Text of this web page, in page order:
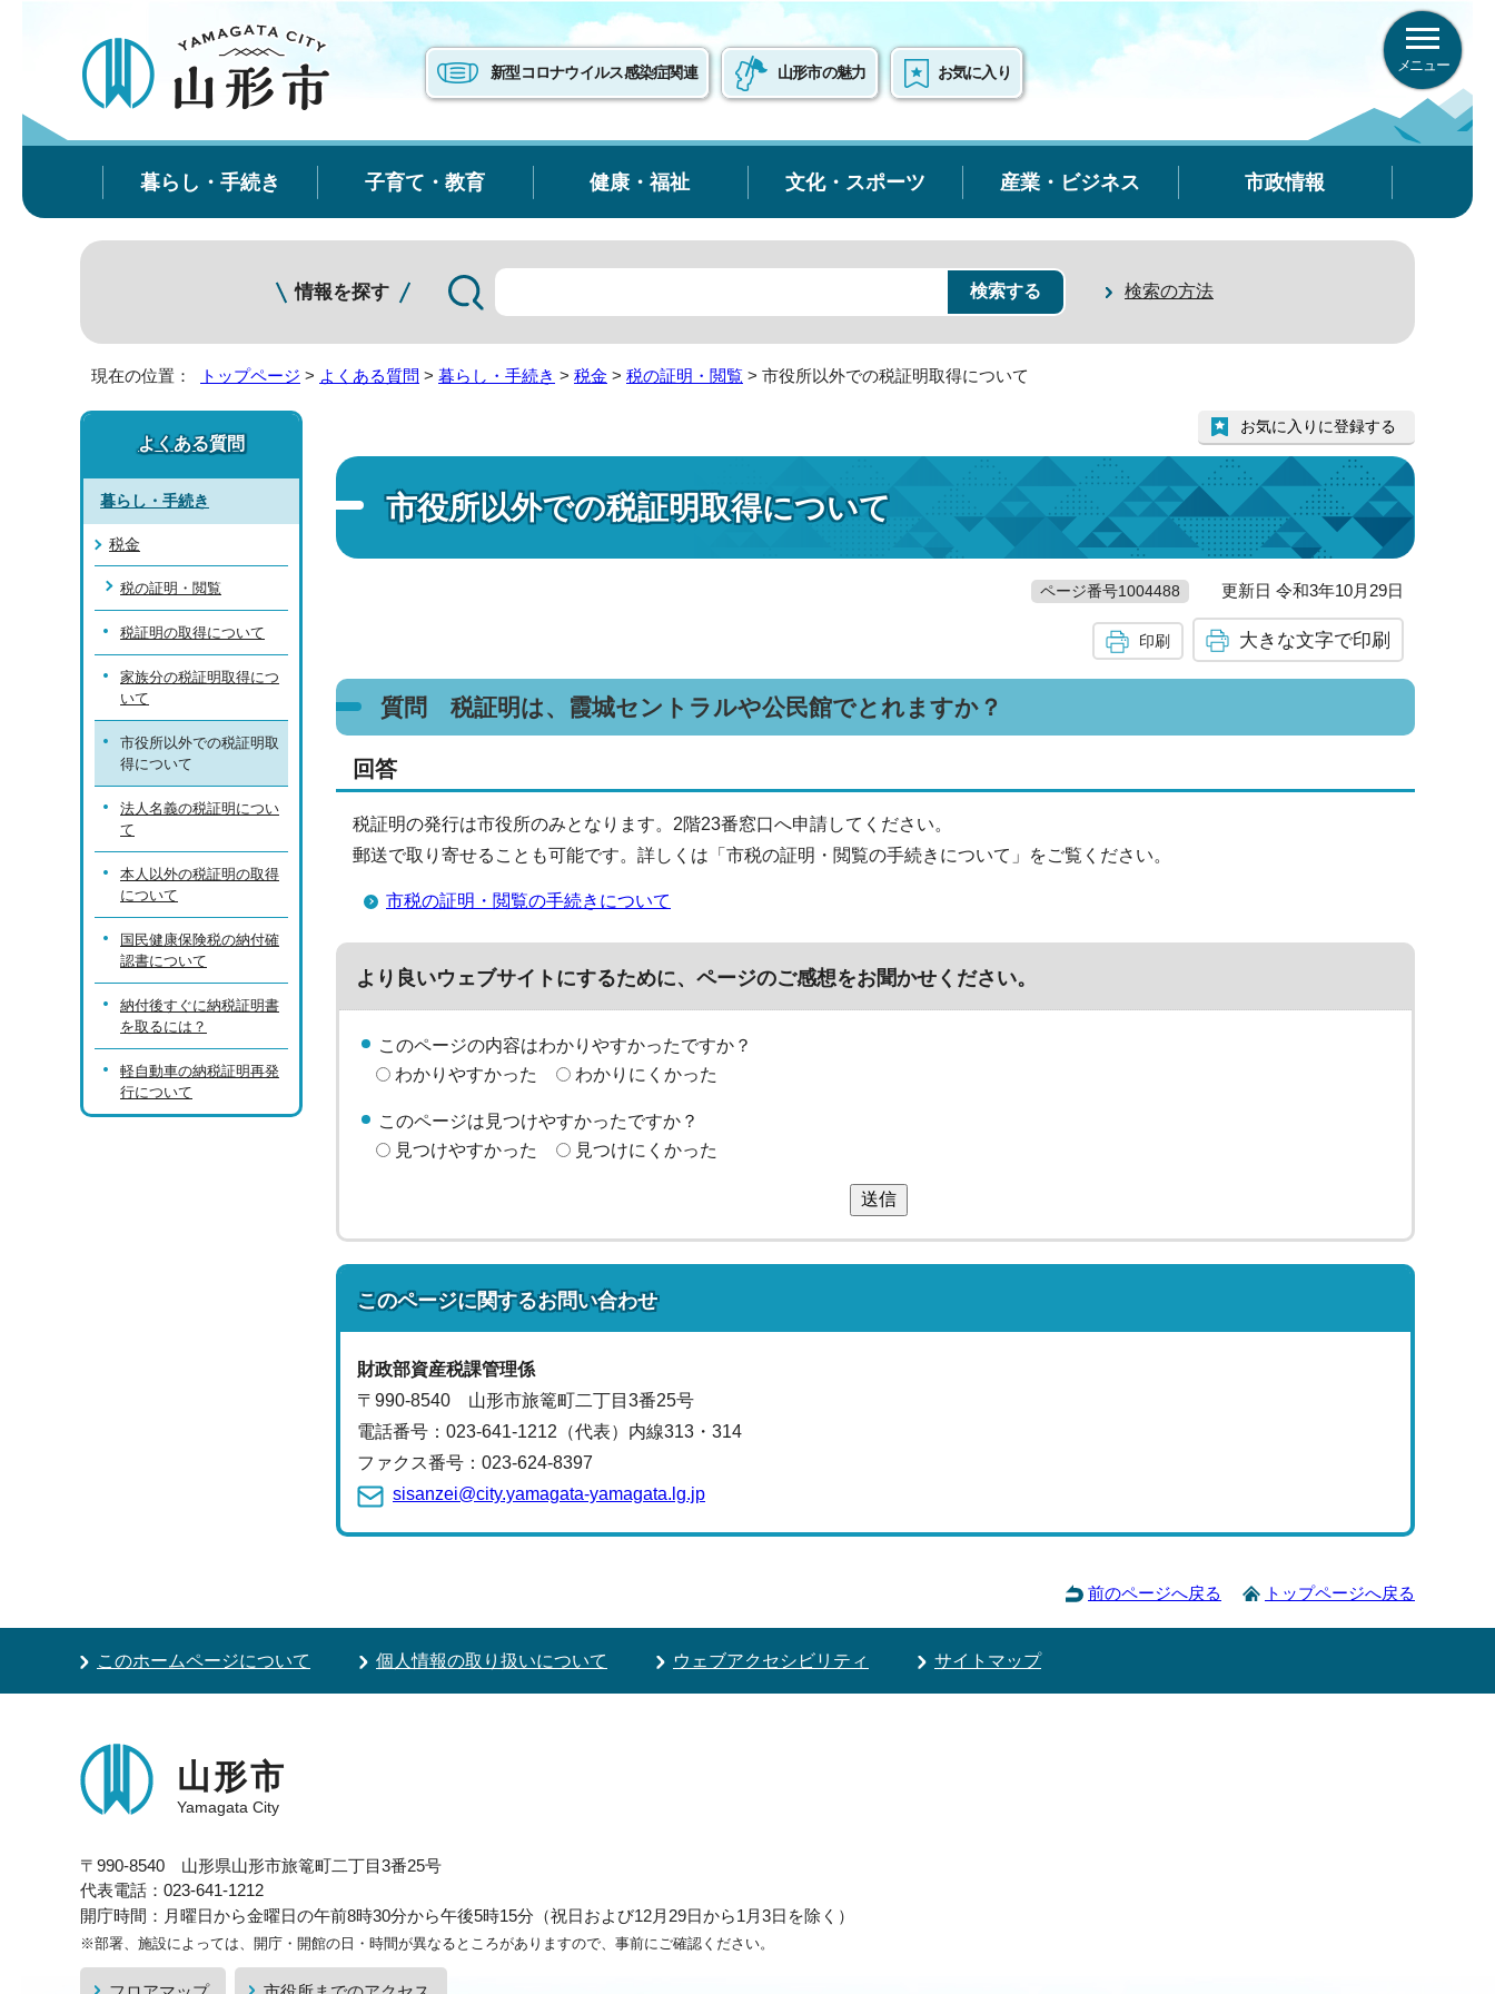
新型コロナウイルス感染症関連 山形市の魅力 お気に入り メニュー
暮らし・手続き 子育て・教育 健康・福祉 文化・スポーツ 産業・ビジネス 市政情報
情報を探す 検索の方法
現在の位置： トップページ > よくある質問 > 暮らし・手続き > 税金 > 税の証明・閲覧 > 市役所以外での税証明取得について
市役所以外での税証明取得について
お気に入りに登録する
ページ番号1004488 更新日 令和3年10月29日
印刷 大きな文字で印刷
質問 税証明は、霞城セントラルや公民館でとれますか？
回答
税証明の発行は市役所のみとなります。2階23番窓口へ申請してください。
郵送で取り寄せることも可能です。詳しくは「市税の証明・閲覧の手続きについて」をご覧ください。
市税の証明・閲覧の手続きについて
より良いウェブサイトにするために、ページのご感想をお聞かせください。
このページの内容はわかりやすかったですか？
わかりやすかった
わかりにくかった
このページは見つけやすかったですか？
見つけやすかった
見つけにくかった
送信
このページに関するお問い合わせ
財政部資産税課管理係
〒990-8540 山形市旅篭町二丁目3番25号
電話番号： 023-641-1212（代表） 内線313・314
ファクス番号：023-624-8397
sisanzei@city.yamagata-yamagata.lg.jp
よくある質問
暮らし・手続き
税金
税の証明・閲覧
税証明の取得について
家族分の税証明取得につ
いて
市役所以外での税証明取
得について
法人名義の税証明につい
て
本人以外の税証明の取得
について
国民健康保険税の納付確
認書について
納付後すぐに納税証明書
を取るには？
軽自動車の納税証明再発
行について
前のページへ戻る トップページへ戻る
このホームページについて 個人情報の取り扱いについて ウェブアクセシビリティ サイトマップ
山形市
Yamagata City
〒990-8540 山形県山形市旅篭町二丁目3番25号
代表電話：023-641-1212
開庁時間：月曜日から金曜日の午前8時30分から午後5時15分（祝日および12月29日から1月3日を除く）
※部署、施設によっては、開庁・開館の日・時間が異なるところがありますので、事前にご確認ください。